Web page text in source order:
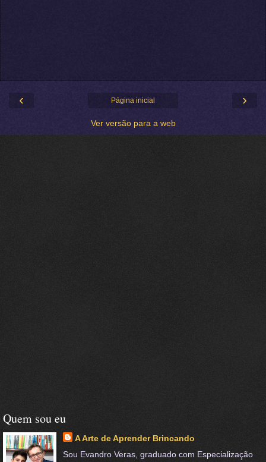
‹ ›
Página inicial
Ver versão para a web
Quem sou eu
A Arte de Aprender Brincando
Sou Evandro Veras, graduado com Especialização